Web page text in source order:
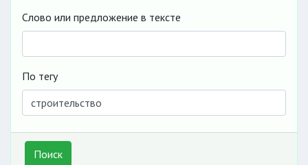
Слово или предложение в тексте
По тегу
Поиск